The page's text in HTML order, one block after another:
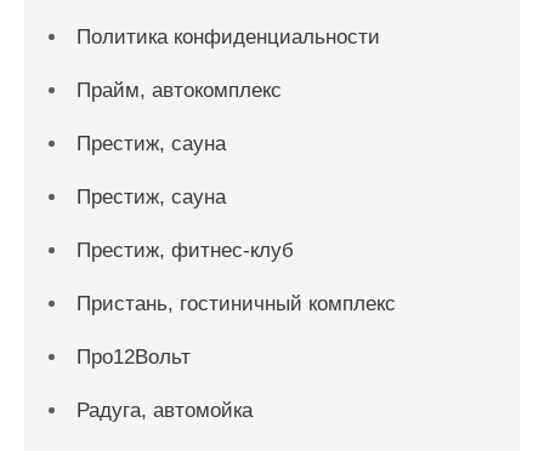
Политика конфиденциальности
Прайм, автокомплекс
Престиж, сауна
Престиж, сауна
Престиж, фитнес-клуб
Пристань, гостиничный комплекс
Про12Вольт
Радуга, автомойка